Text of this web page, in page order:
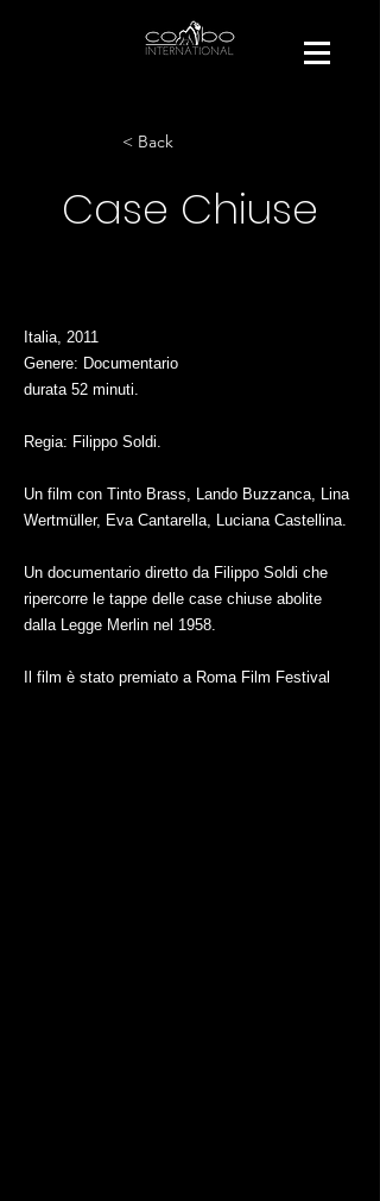
< Back
Case Chiuse
Italia, 2011
Genere: Documentario
durata 52 minuti.
Regia: Filippo Soldi.
Un film con Tinto Brass, Lando Buzzanca, Lina
Wertmüller, Eva Cantarella, Luciana Castellina.
Un documentario diretto da Filippo Soldi che
ripercorre le tappe delle case chiuse abolite
dalla Legge Merlin nel 1958.
Il film è stato premiato a Roma Film Festival